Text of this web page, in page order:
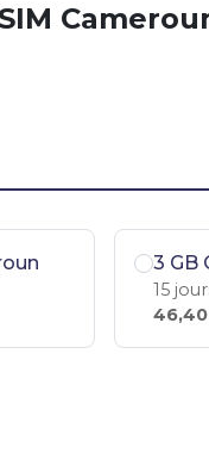
3 GB
15